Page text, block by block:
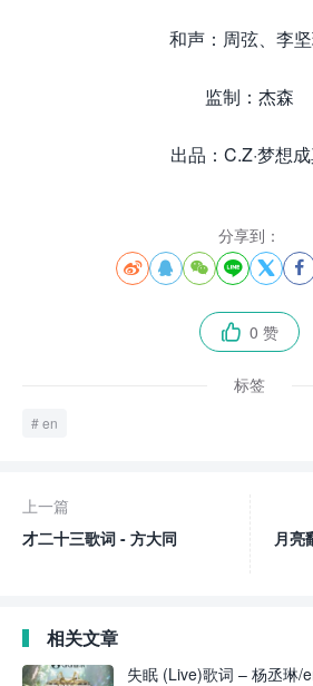
和声：周弦、李
监制：杰森
出品：C.Z·梦想
分享到：
     
 0 赞
标签
en
上一篇
才二十三歌词 - 方大同
月亮
相关文章
失眠 (Live)歌词 – 杨丞琳/